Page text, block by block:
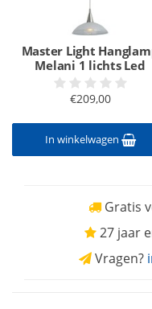
Master Light
Melani 1 lichts Led
€209,00
In winkelwagen
Gratis
27 jaar
Vragen?